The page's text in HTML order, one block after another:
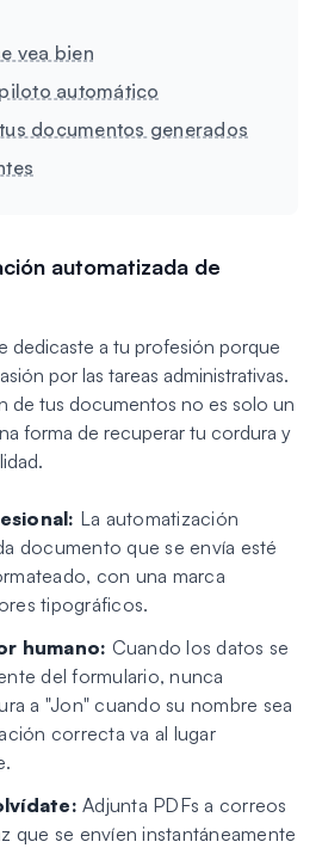
vea bien
automático
documentos generados
automatizada de
dedicaste a tu profesión porque
por las tareas administrativas.
de tus documentos no es solo un
forma de recuperar tu cordura y
La automatización
documento que se envía esté
con una marca
tipográficos.
humano: Cuando los datos se
del formulario, nunca
a "Jon" cuando su nombre sea
correcta va al lugar
Adjunta PDFs a correos
que se envíen instantáneamente